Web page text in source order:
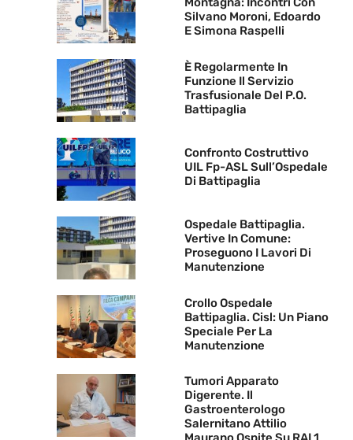
Silvano Moroni, Edoardo
E Simona Raspelli
È Regolarmente In
Funzione Il Servizio
Trasfusionale Del P.O.
Battipaglia
Confronto Costruttivo
UIL Fp-ASL Sull’Ospedale
Di Battipaglia
Ospedale Battipaglia.
Vertive In Comune:
Proseguono I Lavori Di
Manutenzione
Crollo Ospedale
Battipaglia. Cisl: Un Piano
Speciale Per La
Manutenzione
Tumori Apparato
Digerente. Il
Gastroenterologo
Salernitano Attilio